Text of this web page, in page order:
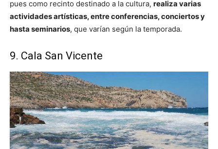
pues como recinto destinado a la cultura, realiza varias
actividades artísticas, entre conferencias, conciertos y
hasta seminarios, que varían según la temporada.
9. Cala San Vicente